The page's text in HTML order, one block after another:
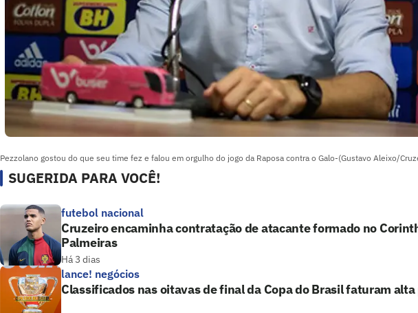
Pezzolano gostou do que seu time fez e falou em orgulho do jogo da Raposa contra o Galo-(Gustavo Aleixo/
SUGERIDA PARA VOCÊ!
futebol nacional
Cruzeiro encaminha contratação de atacante formado no
Palmeiras
Há 3 dias
lance! negócios
Classificados nas oitavas de final da Copa do Brasil faturam